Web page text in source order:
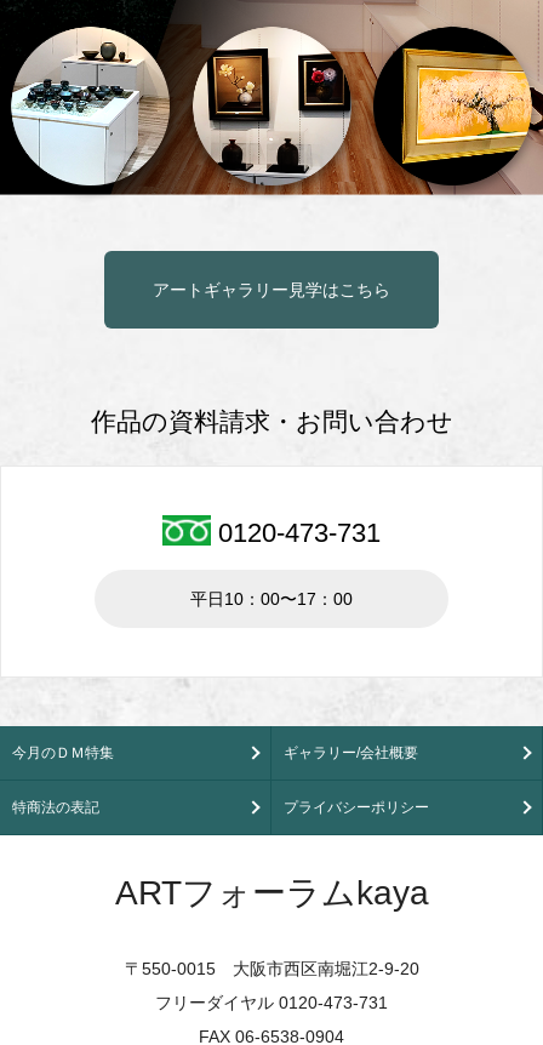
アートギャラリー見学はこちら
作品の資料請求・お問い合わせ
0120-473-731
平日10：00〜17：00
今月のＤＭ特集 ギャラリー/会社概要
特商法の表記 プライバシーポリシー
ARTフォーラムkaya
〒550-0015 大阪市西区南堀江2-9-20
フリーダイヤル 0120-473-731
FAX 06-6538-0904